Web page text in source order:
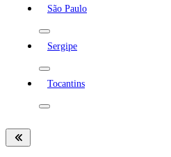
São Paulo
Sergipe
Tocantins